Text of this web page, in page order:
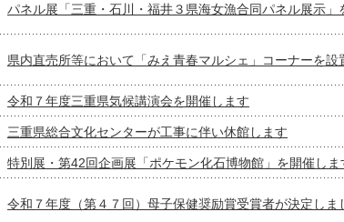
パネル展「三重・石川・福井３県海女漁合同パネル展示」
県内直売所等において「みえ青春マルシェ」コーナーを設
令和７年度三重県気候講演会を開催します
三重県総合文化センターが工事に伴い休館します
特別展・第42回企画展「ポケモン化石博物館」を開催しま
令和７年度（第４７回）母子保健奨励賞受賞者が決定しま